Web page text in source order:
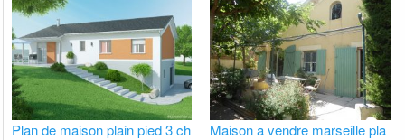
Plan de maison plain pied 3 ch
Maison a vendre marseille pla